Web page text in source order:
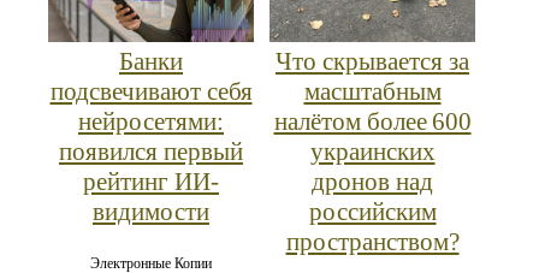
Банки
подсвечивают себя
нейросетями:
появился первый
рейтинг ИИ-
видимости
Электронные Копии
Что скрывается за
масштабным
налётом более 600
украинских
дронов над
российским
пространством?